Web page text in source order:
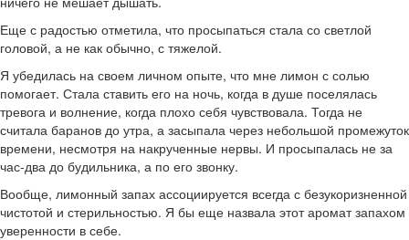
Еще с радостью отметила, что просыпаться стала со светлой
головой, а не как обычно, с тяжелой.
Я убедилась на своем личном опыте, что мне лимон с солью
помогает. Стала ставить его на ночь, когда в душе поселялась
тревога и волнение, когда плохо себя чувствовала. Тогда не
считала баранов до утра, а засыпала через небольшой промежуток
времени, несмотря на накрученные нервы. И просыпалась не за
час-два до будильника, а по его звонку.
Вообще, лимонный запах ассоциируется всегда с безукоризненной
чистотой и стерильностью. Я бы еще назвала этот аромат запахом
уверенности в себе.